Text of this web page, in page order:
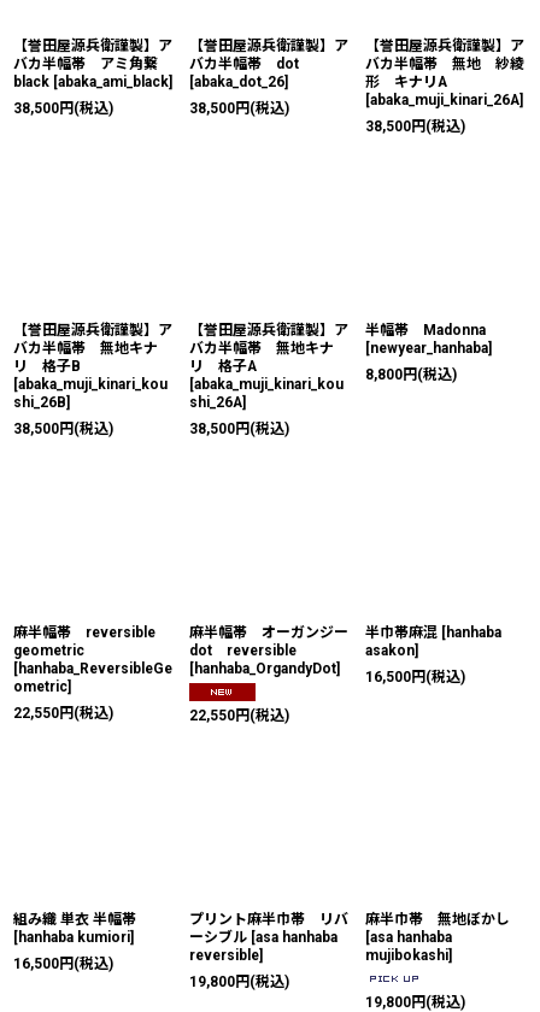
【誉田屋源兵衛謹製】ア
バカ半幅帯 アミ角繋
black [abaka_ami_black]
38,500円 (税込)
【誉田屋源兵衛謹製】ア
バカ半幅帯 dot
[abaka_dot_26]
38,500円 (税込)
【誉田屋源兵衛謹製】ア
バカ半幅帯 無地 紗綾
形 キナリA
[abaka_muji_kinari_26A]
38,500円 (税込)
【誉田屋源兵衛謹製】ア
バカ半幅帯 無地キナ
リ 格子B
[abaka_muji_kinari_kou
shi_26B]
38,500円 (税込)
【誉田屋源兵衛謹製】ア
バカ半幅帯 無地キナ
リ 格子A
[abaka_muji_kinari_kou
shi_26A]
38,500円 (税込)
半幅帯 Madonna
[newyear_hanhaba]
8,800円 (税込)
麻半幅帯 reversible
geometric
[hanhaba_ReversibleGe
ometric]
22,550円 (税込)
麻半幅帯 オーガンジー
dot reversible
[hanhaba_OrgandyDot]
22,550円 (税込)
半巾帯麻混 [hanhaba
asakon]
16,500円 (税込)
組み織 単衣 半幅帯
[hanhaba kumiori]
16,500円 (税込)
プリント麻半巾帯 リバ
ーシブル [asa hanhaba
reversible]
19,800円 (税込)
麻半巾帯 無地ぼかし
[asa hanhaba
mujibokashi]
19,800円 (税込)